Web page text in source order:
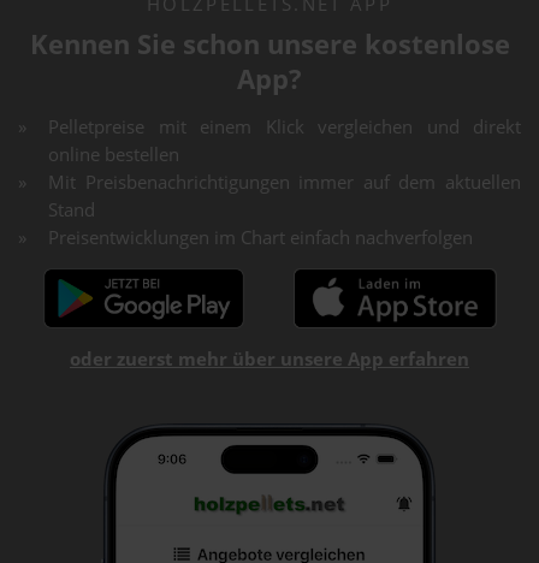
Kennen Sie schon unsere kostenlose
App?
Pelletpreise mit einem Klick vergleichen und direkt
online bestellen
Mit Preisbenachrichtigungen immer auf dem aktuellen
Stand
Preisentwicklungen im Chart einfach nachverfolgen
oder zuerst mehr über unsere App erfahren